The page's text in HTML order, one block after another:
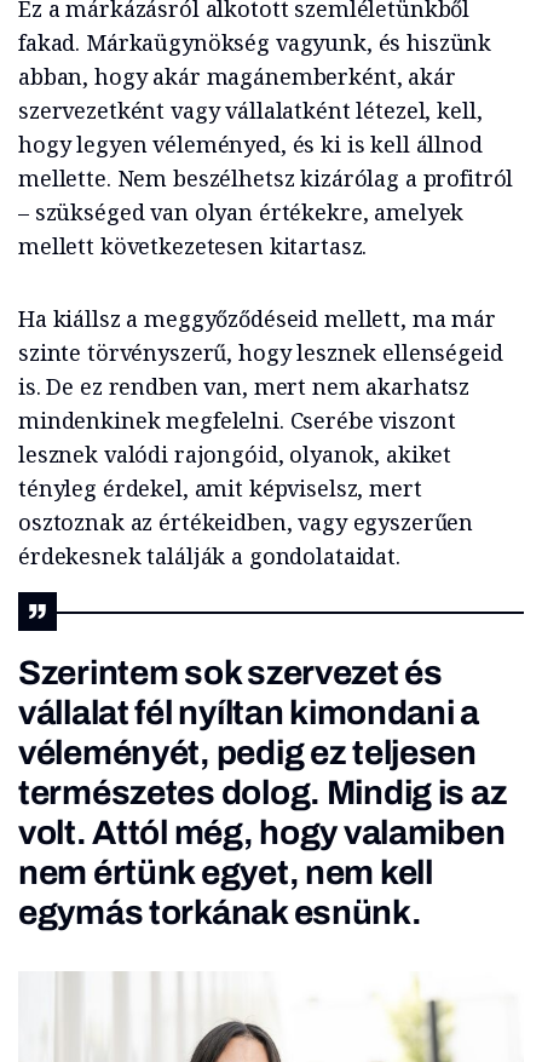
Ez a márkázásról alkotott szemléletünkből
fakad. Márkaügynökség vagyunk, és hiszünk
abban, hogy akár magánemberként, akár
szervezetként vagy vállalatként létezel, kell,
hogy legyen véleményed, és ki is kell állnod
mellette. Nem beszélhetsz kizárólag a profitról
– szükséged van olyan értékekre, amelyek
mellett következetesen kitartasz.
Ha kiállsz a meggyőződéseid mellett, ma már
szinte törvényszerű, hogy lesznek ellenségeid
is. De ez rendben van, mert nem akarhatsz
mindenkinek megfelelni. Cserébe viszont
lesznek valódi rajongóid, olyanok, akiket
tényleg érdekel, amit képviselsz, mert
osztoznak az értékeidben, vagy egyszerűen
érdekesnek találják a gondolataidat.
Szerintem sok szervezet és
vállalat fél nyíltan kimondani a
véleményét, pedig ez teljesen
természetes dolog. Mindig is az
volt. Attól még, hogy valamiben
nem értünk egyet, nem kell
egymás torkának esnünk.